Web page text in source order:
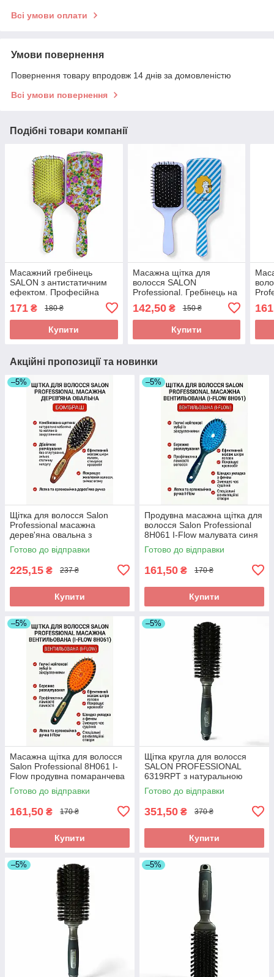
Всі умови оплати
Умови повернення
Повернення товару впродовж 14 днів за домовленістю
Всі умови повернення
Подібні товари компанії
Масажний гребінець
SALON з антистатичним
ефектом. Професійна
розчісування та масажу
голови.
171 ₴ 180 ₴
Купити
Масажна щітка для
волосся SALON
Professional. Гребінець на
кумедним малюнком для
легкого розчісування. Арт
142,50₴ 150 ₴
Купити
Акційні пропозиції та новинки
–5%
Щітка для волосся Salon
Professional масажна
дерев'яна овальна з
комбінованою щетиною
(7696CLG)
Готово до відправки
225,15 ₴ 237 ₴
Купити
–5%
Продувна масажна щітка для
волосся Salon Professional
8H061 I-Flow малувата синя
Готово до відправки
161,50 ₴ 170 ₴
Купити
–5%
Масажна щітка для волосся
Salon Professional 8H061 I-
Flow продувна помаранчева
(19 см)
Готово до відправки
161,50 ₴ 170 ₴
Купити
–5%
Щітка кругла для волосся
SALON PROFESSIONAL
6319RPT з натуральною
щетиною та нейлоном.
Брашинг для стайлінгу.
Готово до відправки
351,50 ₴ 370 ₴
Купити
–5% –5%